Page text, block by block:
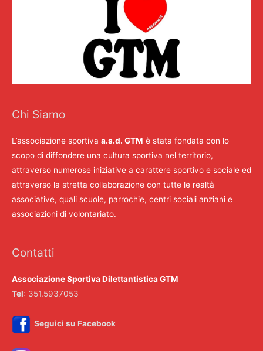
Chi Siamo
L’associazione sportiva a.s.d. GTM è stata fondata con lo
scopo di diffondere una cultura sportiva nel territorio,
attraverso numerose iniziative a carattere sportivo e sociale ed
attraverso la stretta collaborazione con tutte le realtà
associative, quali scuole, parrochie, centri sociali anziani e
associazioni di volontariato.
Contatti
Associazione Sportiva Dilettantistica GTM
Tel: 351.5937053
Seguici su Facebook